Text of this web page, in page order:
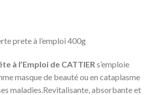
prete à l’emploi 400g
à l’Emploi de CATTIER s’emploie
masque de beauté ou en cataplasme
maladies.Revitalisante, absorbante et